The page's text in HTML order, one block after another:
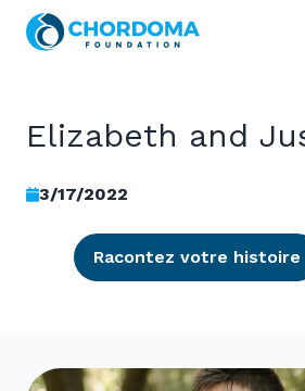
Skip to Main Content
Elizabeth and
3/17/2022
Racontez votre histoire